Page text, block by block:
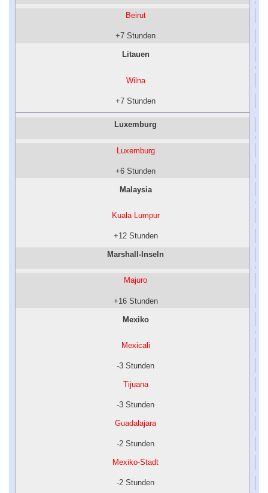
Beirut
+7 Stunden
Litauen
Wilna
+7 Stunden
Luxemburg
Luxemburg
+6 Stunden
Malaysia
Kuala Lumpur
+12 Stunden
Marshall-Inseln
Majuro
+16 Stunden
Mexiko
Mexicali
-3 Stunden
Tijuana
-3 Stunden
Guadalajara
-2 Stunden
Mexiko-Stadt
-2 Stunden